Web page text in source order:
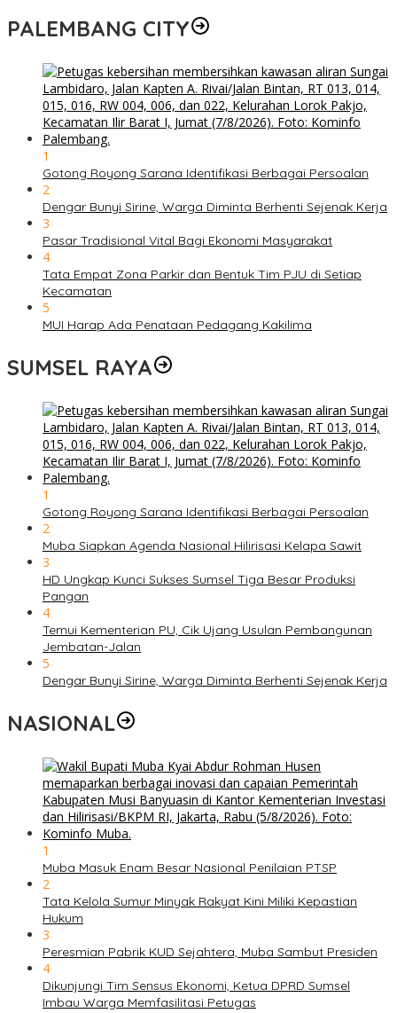
PALEMBANG CITY
1
Gotong Royong Sarana Identifikasi Berbagai Persoalan
2
Dengar Bunyi Sirine, Warga Diminta Berhenti Sejenak Kerja
3
Pasar Tradisional Vital Bagi Ekonomi Masyarakat
4
Tata Empat Zona Parkir dan Bentuk Tim PJU di Setiap
Kecamatan
5
MUI Harap Ada Penataan Pedagang Kakilima
SUMSEL RAYA
1
Gotong Royong Sarana Identifikasi Berbagai Persoalan
2
Muba Siapkan Agenda Nasional Hilirisasi Kelapa Sawit
3
HD Ungkap Kunci Sukses Sumsel Tiga Besar Produksi
Pangan
4
Temui Kementerian PU, Cik Ujang Usulan Pembangunan
Jembatan-Jalan
5
Dengar Bunyi Sirine, Warga Diminta Berhenti Sejenak Kerja
NASIONAL
1
Muba Masuk Enam Besar Nasional Penilaian PTSP
2
Tata Kelola Sumur Minyak Rakyat Kini Miliki Kepastian
Hukum
3
Peresmian Pabrik KUD Sejahtera, Muba Sambut Presiden
4
Dikunjungi Tim Sensus Ekonomi, Ketua DPRD Sumsel
Imbau Warga Memfasilitasi Petugas